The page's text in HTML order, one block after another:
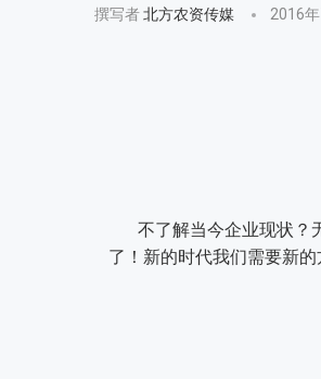
撰写者北方农资传媒 2016
不了解当今企业现状？无
了！新的时代我们需要新